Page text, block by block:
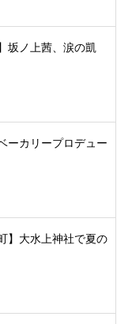
坂ノ上茜、涙の凱
ーカリープロデュー
】大水上神社で夏の